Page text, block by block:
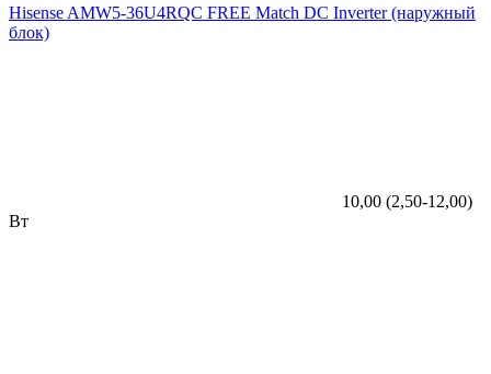
Hisense AMW5-36U4RQC FREE Match DC Inverter (наружный
блок)
10,00 (2,50-12,00)
Вт